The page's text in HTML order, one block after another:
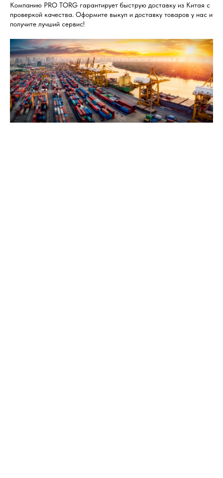
Компанию PRO TORG гарантирует быструю доставку из Китая с
проверкой качества. Оформите выкуп и доставку товаров у нас и
получите лучший сервис!